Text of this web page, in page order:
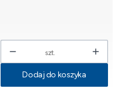
szt.
Dodaj do koszyka